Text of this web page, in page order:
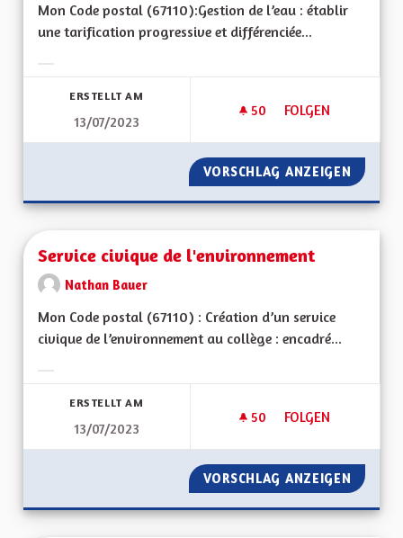
Mon Code postal (67110):Gestion de l’eau : établir
une tarification progressive et différenciée...
ERSTELLT AM
13/07/2023
50 50 FOLLOWER
FOLGEN
GESTION DE L'EAU
VORSCHLAG ANZEIGEN
Service civique de l'environnement
Nathan Bauer
Mon Code postal (67110) : Création d’un service
civique de l’environnement au collège : encadré...
ERSTELLT AM
13/07/2023
50 50 FOLLOWER
FOLGEN
SERVICE CIVIQUE
VORSCHLAG ANZEIGEN